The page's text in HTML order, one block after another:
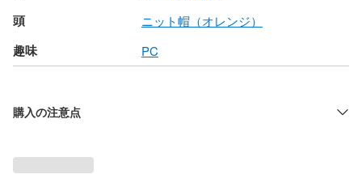
頭 ニット帽（オレンジ）
趣味 PC
購入の注意点